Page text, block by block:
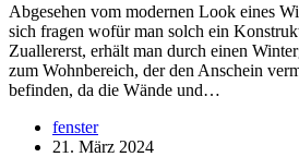
Abgesehen vom modernen Look eines
sich fragen wofür man solch ein
Zuallererst, erhält man durch einen
zum Wohnbereich, der den Anschein
befinden, da die Wände und…
fenster
21. März 2024